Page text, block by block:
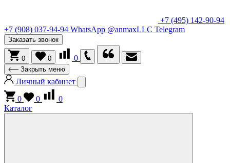
+7 (495) 142-90-94
+7 (908) 037-94-94 WhatsApp @anmaxLLC Telegram
Заказать звонок
0 0 0
Закрыть меню
Личный кабинет
0
0
0
Каталог